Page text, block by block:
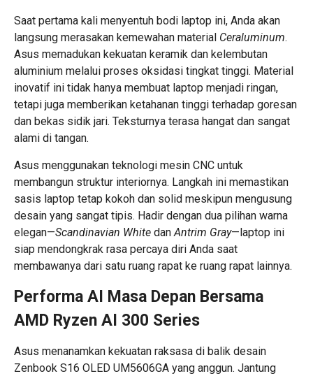
Saat pertama kali menyentuh bodi laptop ini, Anda akan
langsung merasakan kemewahan material Ceraluminum.
Asus memadukan kekuatan keramik dan kelembutan
aluminium melalui proses oksidasi tingkat tinggi. Material
inovatif ini tidak hanya membuat laptop menjadi ringan,
tetapi juga memberikan ketahanan tinggi terhadap goresan
dan bekas sidik jari. Teksturnya terasa hangat dan sangat
alami di tangan.
Asus menggunakan teknologi mesin CNC untuk
membangun struktur interiornya. Langkah ini memastikan
sasis laptop tetap kokoh dan solid meskipun mengusung
desain yang sangat tipis. Hadir dengan dua pilihan warna
elegan—Scandinavian White danAntrim Gray—laptop ini
siap mendongkrak rasa percaya diri Anda saat
membawanya dari satu ruang rapat ke ruang rapat lainnya.
Performa AI Masa Depan Bersama
AMD Ryzen AI 300 Series
Asus menanamkan kekuatan raksasa di balik desain
Zenbook S16 OLED UM5606GA yang anggun. Jantung